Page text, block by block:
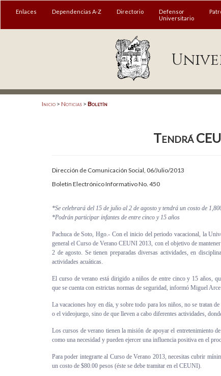
MENÚ
Acreditación Internacional
Enlaces Dependencias A-Z Directorio
Defensor
Universitario
Inicio > Noticias > Boletín
Tendrá
Dirección de Comunicación Social, 06/Julio/2013
Boletín Electrónico Informativo No. 450
*Se celebrará del 15 de julio al 2 de agosto y tendrá un costo de
*Podrán participar infantes de entre cinco y 15 años
Pachuca de Soto, Hgo.- Con el inicio del periodo vacacional, la
general el Curso de Verano CEUNI 2013, con el objetivo de
2 de agosto. Se tienen preparadas diversas actividades, en
actividades acuáticas.
El curso de verano está dirigido a niños de entre cinco y 15 años,
que se cuenta con estrictas normas de seguridad, informó Miguel
La vacaciones hoy en día, y sobre todo para los niños, no se tratan
o el videojuego, sino de que lleven a cabo diferentes actividades,
Los cursos de verano tienen la misión de apoyar el entretenimiento
como una necesidad y pueden ejercer una influencia positiva en el
Para poder integrarte al Curso de Verano 2013, necesitas cubrir
un costo de $80.00 pesos (éste se debe tramitar en el CEUNI).